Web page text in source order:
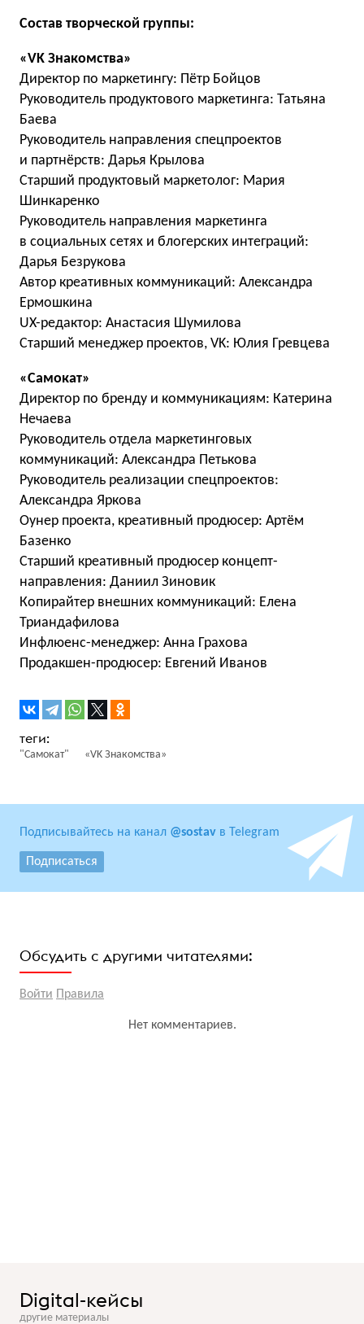
Состав творческой группы:
«VK Знакомства»
Директор по маркетингу: Пётр Бойцов
Руководитель продуктового маркетинга: Татьяна
Баева
Руководитель направления спецпроектов
и партнёрств: Дарья Крылова
Старший продуктовый маркетолог: Мария
Шинкаренко
Руководитель направления маркетинга
в социальных сетях и блогерских интеграций:
Дарья Безрукова
Автор креативных коммуникаций: Александра
Ермошкина
UX-редактор: Анастасия Шумилова
Старший менеджер проектов, VK: Юлия Гревцева​​
«Самокат»
Директор по бренду и коммуникациям: Катерина
Нечаева
Руководитель отдела маркетинговых
коммуникаций: Александра Петькова
Руководитель реализации спецпроектов:
Александра Яркова
Оунер проекта, креативный продюсер: Артём
Базенко
Старший креативный продюсер концепт-
направления: Даниил Зиновик
Копирайтер внешних коммуникаций: Елена
Триандафилова
Инфлюенс-менеджер: Анна Грахова
Продакшен-продюсер: Евгений Иванов
"Самокат" «VK Знакомства»
Подписывайтесь на канал @sostav в Telegram
Подписаться
Обсудить с другими читателями:
Войти Правила
Нет комментариев.
Digital-кейсы
другие материалы